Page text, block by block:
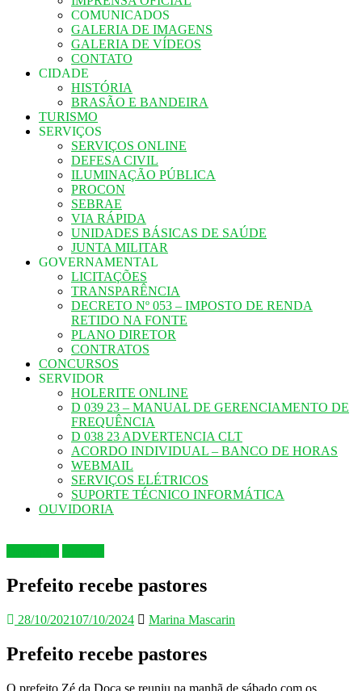
COMUNICADOS
GALERIA DE IMAGENS
GALERIA DE VÍDEOS
CONTATO
CIDADE
HISTÓRIA
BRASÃO E BANDEIRA
TURISMO
SERVIÇOS
SERVIÇOS ONLINE
DEFESA CIVIL
ILUMINAÇÃO PÚBLICA
PROCON
SEBRAE
VIA RÁPIDA
UNIDADES BÁSICAS DE SAÚDE
JUNTA MILITAR
GOVERNAMENTAL
LICITAÇÕES
TRANSPARÊNCIA
DECRETO Nº 053 – IMPOSTO DE RENDA
RETIDO NA FONTE
PLANO DIRETOR
CONTRATOS
CONCURSOS
SERVIDOR
HOLERITE ONLINE
D 039 23 – MANUAL DE GERENCIAMENTO DE
FREQUÊNCIA
D 038 23 ADVERTENCIA CLT
ACORDO INDIVIDUAL – BANCO DE HORAS
WEBMAIL
SERVIÇOS ELÉTRICOS
SUPORTE TÉCNICO INFORMÁTICA
OUVIDORIA
Prefeito recebe pastores
28/10/202107/10/2024 Marina Mascarin
Prefeito recebe pastores
O prefeito Zé da Doca se reuniu na manhã de sábado com os